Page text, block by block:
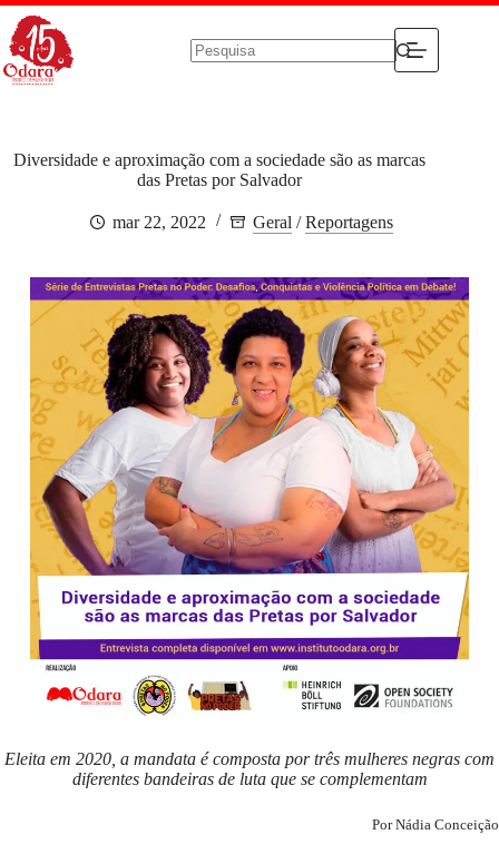
Pular
para
conteúdo
Diversidade e aproximação com a sociedade são as marcas
das Pretas por Salvador
mar 22, 2022 Geral /Reportagens
Eleita em 2020, a mandata é composta por três mulheres negras com
diferentes bandeiras de luta que se complementam
Por Nádia Conceição